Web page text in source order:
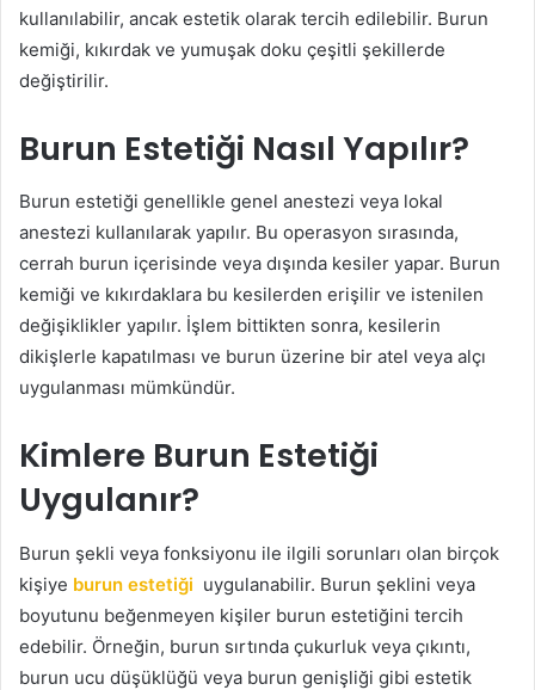
kullanılabilir, ancak estetik olarak tercih edilebilir. Burun
kemiği, kıkırdak ve yumuşak doku çeşitli şekillerde
değiştirilir.
Burun Estetiği Nasıl Yapılır?
Burun estetiği genellikle genel anestezi veya lokal
anestezi kullanılarak yapılır. Bu operasyon sırasında,
cerrah burun içerisinde veya dışında kesiler yapar. Burun
kemiği ve kıkırdaklara bu kesilerden erişilir ve istenilen
değişiklikler yapılır. İşlem bittikten sonra, kesilerin
dikişlerle kapatılması ve burun üzerine bir atel veya alçı
uygulanması mümkündür.
Kimlere Burun Estetiği
Uygulanır?
Burun şekli veya fonksiyonu ile ilgili sorunları olan birçok
kişiye burun estetiği uygulanabilir. Burun şeklini veya
boyutunu beğenmeyen kişiler burun estetiğini tercih
edebilir. Örneğin, burun sırtında çukurluk veya çıkıntı,
burun ucu düşüklüğü veya burun genişliği gibi estetik